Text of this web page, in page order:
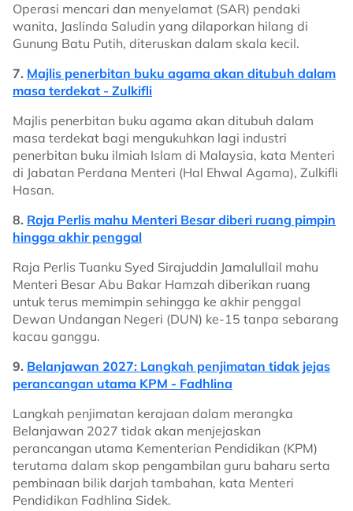
Operasi mencari dan menyelamat (SAR) pendaki
wanita, Jaslinda Saludin yang dilaporkan hilang di
Gunung Batu Putih, diteruskan dalam skala kecil.
7. Majlis penerbitan buku agama akan ditubuh dalam
masa terdekat - Zulkifli
Majlis penerbitan buku agama akan ditubuh dalam
masa terdekat bagi mengukuhkan lagi industri
penerbitan buku ilmiah Islam di Malaysia, kata Menteri
di Jabatan Perdana Menteri (Hal Ehwal Agama), Zulkifli
Hasan.
8. Raja Perlis mahu Menteri Besar diberi ruang pimpin
hingga akhir penggal
Raja Perlis Tuanku Syed Sirajuddin Jamalullail mahu
Menteri Besar Abu Bakar Hamzah diberikan ruang
untuk terus memimpin sehingga ke akhir penggal
Dewan Undangan Negeri (DUN) ke-15 tanpa sebarang
kacau ganggu.
9. Belanjawan 2027: Langkah penjimatan tidak jejas
perancangan utama KPM - Fadhlina
Langkah penjimatan kerajaan dalam merangka
Belanjawan 2027 tidak akan menjejaskan
perancangan utama Kementerian Pendidikan (KPM)
terutama dalam skop pengambilan guru baharu serta
pembinaan bilik darjah tambahan, kata Menteri
Pendidikan Fadhlina Sidek.